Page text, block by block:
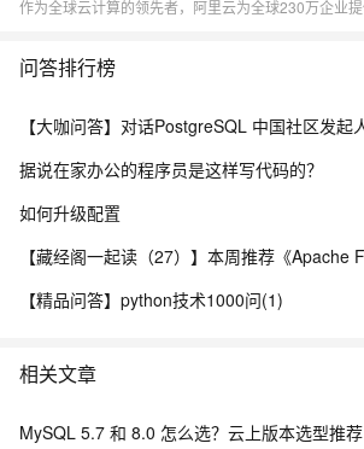
问答排行榜
据说在家办公的程序员是这样写代码的？
如何升级配置
【精品问答】python技术1000问(1)
相关文章
MySQL 5.7 和 8.0 怎么选？云上版本选型推荐